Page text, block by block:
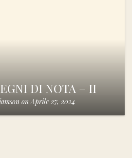
DI NOTA – II
onAprile 27, 2024